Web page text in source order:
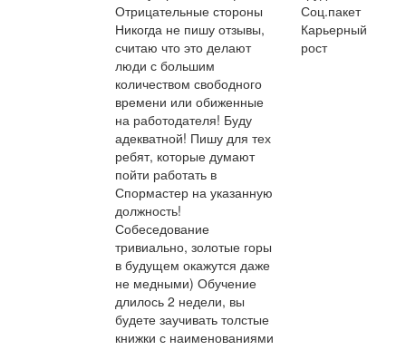
Отрицательные стороны
Никогда не пишу отзывы,
считаю что это делают
люди с большим
количеством свободного
времени или обиженные
на работодателя! Буду
адекватной! Пишу для тех
ребят, которые думают
пойти работать в
Спормастер на указанную
должность!
Собеседование
тривиально, золотые горы
в будущем окажутся даже
не медными) Обучение
длилось 2 недели, вы
будете заучивать толстые
книжки с наименованиями
Соц.пакет
Карьерный
рост